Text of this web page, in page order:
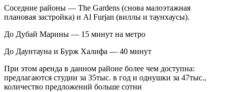
Соседние районы — The Gardens (снова малоэтажная
плановая застройка) и Al Furjan (виллы и таунхаусы).
До Дубай Марины — 15 минут на метро
До Даунтауна и Бурж Халифа — 40 минут
При этом аренда в данном районе более чем доступна:
предлагаются студии за 35тыс. в год и однушки за 47тыс.,
количество предложений больше сотни